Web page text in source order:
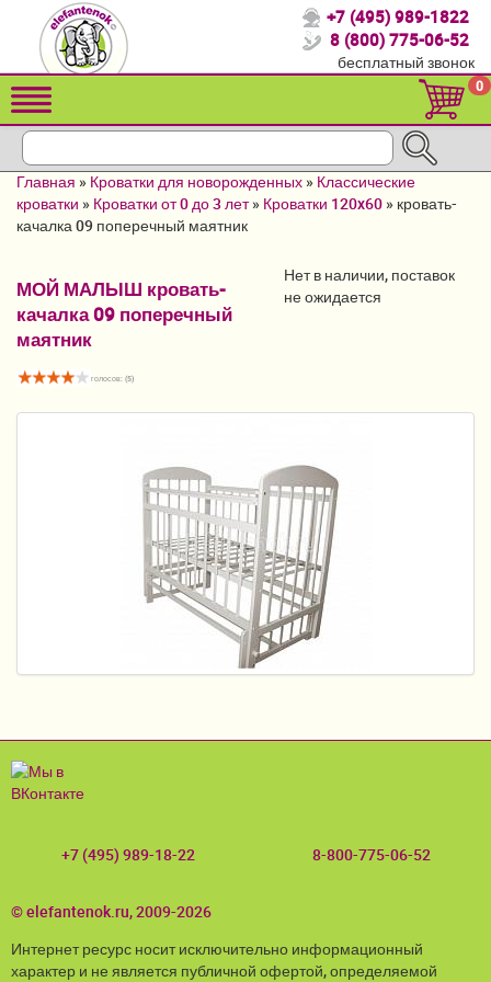
Спасибо, что выбрали нас!
Распродажа!
Детские коляски
Кроватки для новорожденных
Конверты, муфты
Детский транспорт
Летние товары
Постельные принадлежности
Безопасность ребенка
Сумки для мам и детей
Кенгуру и слинги
+7 (495) 989-1822
8 (800) 775-06-52
бесплатный звонок
0
Главная » Кроватки для новорожденных » Классические
кроватки » Кроватки от 0 до 3 лет» Кроватки 120x60 » кровать-
качалка 09 поперечный маятник
МОЙ МАЛЫШ кровать-
качалка 09 поперечный
маятник
голосов: (5)
Нет в наличии, поставок
не ожидается
+7 (495) 989-18-22 8-800-775-06-52
© elefantenok.ru, 2009-2026
Интернет ресурс носит исключительно информационный
характер и не является публичной офертой, определяемой